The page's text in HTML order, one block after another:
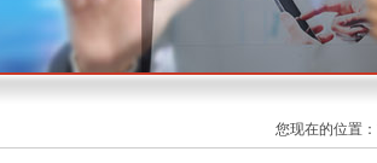
您现在的位置：